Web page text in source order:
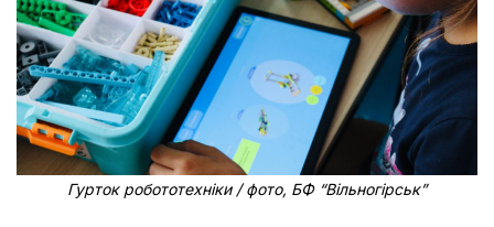
Гурток робототехніки / фото, БФ “Вільногірськ”